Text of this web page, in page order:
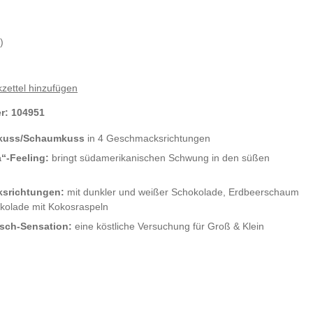
hinzufügen
104951
Schaumkuss in 4 Geschmacksrichtungen
Feeling: bringt südamerikanischen Schwung in den süßen
mit dunkler und weißer Schokolade, Erdbeerschaum
mit Kokosraspeln
Sensation: eine köstliche Versuchung für Groß & Klein